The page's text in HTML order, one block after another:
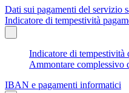
Dati sui pagamenti del servizio
Indicatore di tempestività
Indicatore di tempestività
Ammontare complessivo
IBAN e pagamenti informatici